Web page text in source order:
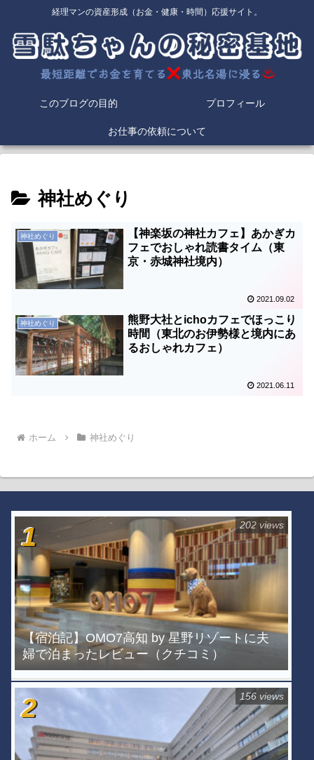
経理マンの資産形成（お金・健康・時間）応援サイト。
このブログの目的 プロフィール
お仕事の依頼について
神社めぐり
神社めぐり
【神楽坂の神社カフェ】あかぎカ
フェでおしゃれ読書タイム（東
京・赤城神社境内）
2021.09.02
神社めぐり
熊野大社とichoカフェでほっこり
時間（東北のお伊勢様と境内にあ
るおしゃれカフェ）
2021.06.11
ホーム 神社めぐり
【宿泊記】OMO7高知 by 星野リゾートに夫
婦で泊まったレビュー（クチコミ）
202 views
156 views